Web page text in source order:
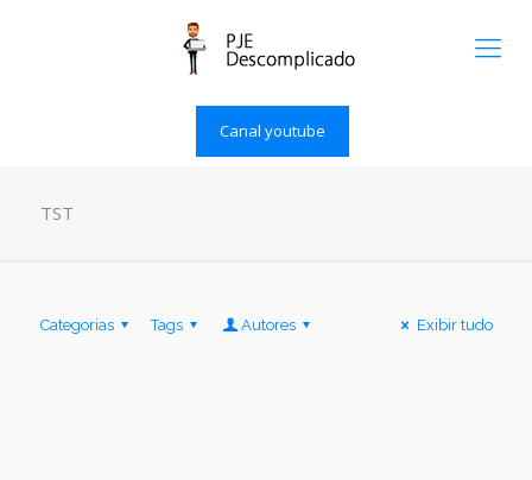
Canal youtube
TST
Categorias Tags Autores Exibir tudo